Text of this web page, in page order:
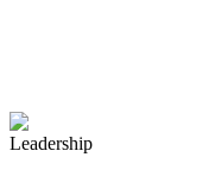
Leadership